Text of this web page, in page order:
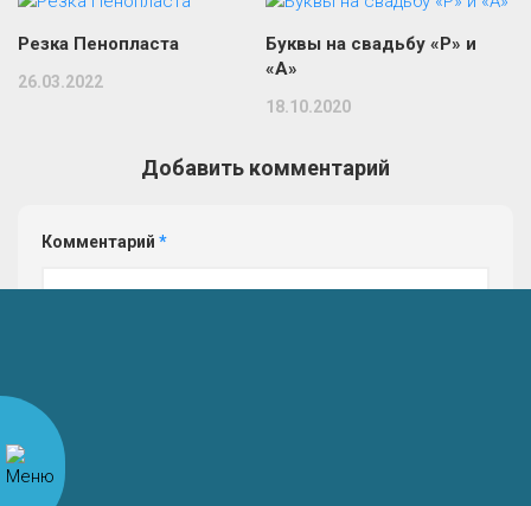
Резка Пенопласта
26.03.2022
Буквы на свадьбу «Р» и
«А»
18.10.2020
Добавить комментарий
Комментарий *
Имя
Сайт